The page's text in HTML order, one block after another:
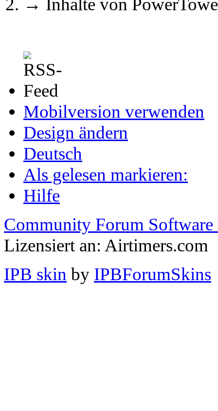
→ Inhalte von
Mobilversion verwenden
Design ändern
Deutsch
Als gelesen markieren:
Hilfe
Community Forum Software
Lizensiert an: Airtimers.com
IPB skin by IPBForumSkins